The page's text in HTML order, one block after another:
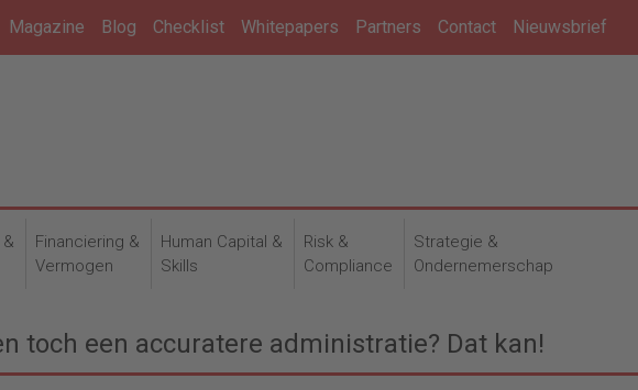
Magazine Blog Checklist Whitepapers Partners Contact Nieuwsbrief
Financiering &
Vermogen
Human Capital &
Skills
Risk &
Compliance
Strategie &
Ondernemerschap
toch een accuratere administratie? Dat kan!